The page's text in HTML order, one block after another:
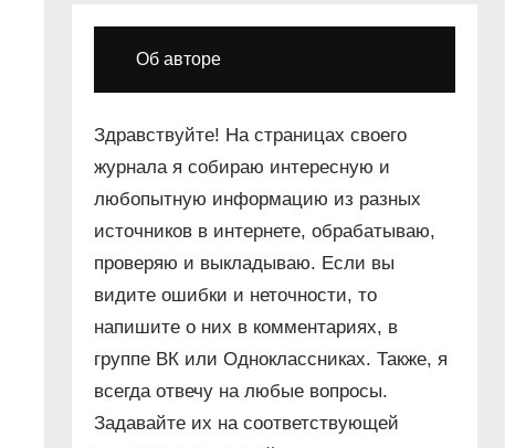
Об авторе
Здравствуйте! На страницах своего
журнала я собираю интересную и
любопытную информацию из разных
источников в интернете, обрабатываю,
проверяю и выкладываю. Если вы
видите ошибки и неточности, то
напишите о них в комментариях, в
группе ВК или Одноклассниках. Также, я
всегда отвечу на любые вопросы.
Задавайте их на соответствующей